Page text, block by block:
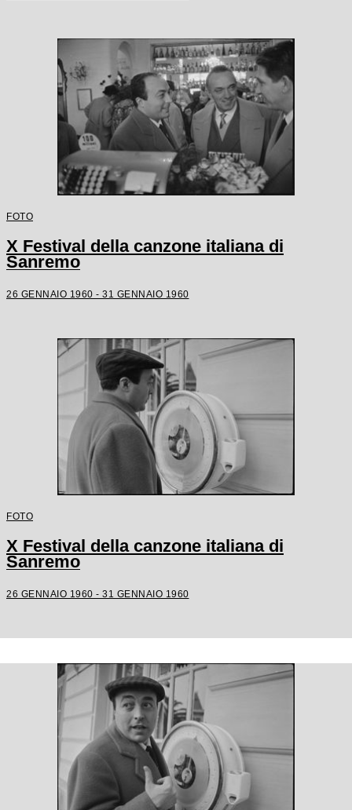
FOTO
X Festival della canzone italiana di
Sanremo
26 GENNAIO 1960 - 31 GENNAIO 1960
FOTO
X Festival della canzone italiana di
Sanremo
26 GENNAIO 1960 - 31 GENNAIO 1960